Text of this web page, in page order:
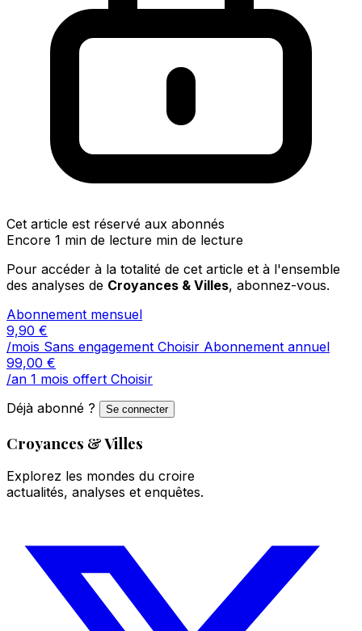
Cet article est réservé aux abonnés
Encore 1 min de lecture min de lecture
Pour accéder à la totalité de cet article et à l'ensemble
des analyses de Croyances & Villes, abonnez-vous.
Abonnement mensuel
9,90 €
/mois Sans engagement Choisir Abonnement annuel
99,00 €
/an 1 mois offert Choisir
Déjà abonné ?
Se connecter
Croyances & Villes
Explorez les mondes du croire
actualités, analyses et enquêtes.